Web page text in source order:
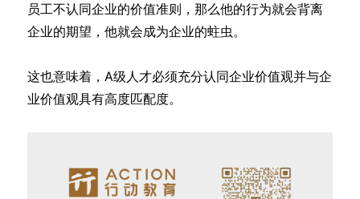
员工不认同企业的价值准则，那么他的行为就会背离
企业的期望，他就会成为企业的蛀虫。
这也意味着，A级人才必须充分认同企业价值观并与企
业价值观具有高度匹配度。